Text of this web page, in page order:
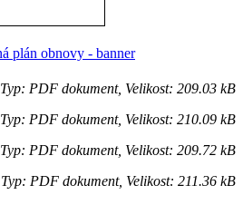
Typ: PDF dokument, Velikost: 209.03 kB
Typ: PDF dokument, Velikost: 210.09 kB
Typ: PDF dokument, Velikost: 209.72 kB
Typ: PDF dokument, Velikost: 211.36 kB